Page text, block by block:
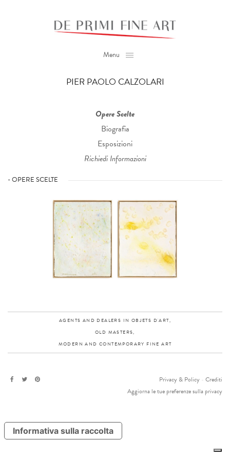
Menu
PIER PAOLO CALZOLARI
Opere Scelte
Biografia
Esposizioni
Richiedi Informazioni
- OPERE SCELTE
AGENTS AND DEALERS IN OBJETS D'ART,
OLD MASTERS,
MODERN AND CONTEMPORARY FINE ART
Privacy & Policy - Crediti
Aggiorna le tue preferenze sulla privacy
Informativa sulla raccolta